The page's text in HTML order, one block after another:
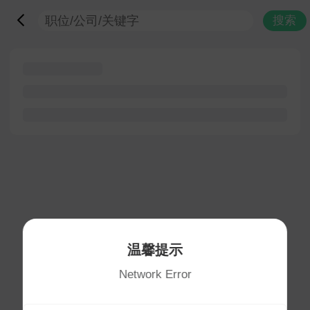
搜索
温馨提示
Network Error